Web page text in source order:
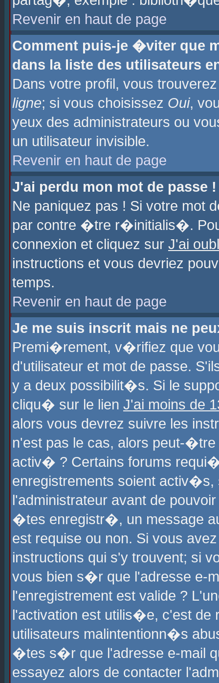
Revenir en haut de page
Comment puis-je �viter que
dans la liste des utilisateurs
Dans votre profil, vous
ligne; si vous choisissez Oui,
yeux des administrateurs ou
un utilisateur invisible.
Revenir en haut de page
J'ai perdu mon mot de passe !
Ne paniquez pas ! Si votre
par contre �tre r�initialis�.
connexion et cliquez sur J'ai
instructions et vous devriez
temps.
Revenir en haut de page
Je me suis inscrit mais ne
Premi�rement, v�rifiez que
d'utilisateur et mot de passe.
y a deux possibilit�s. Si le
cliqu� sur le lien J'ai moins de
alors vous devrez suivre les
n'est pas le cas, alors peut-
activ� ? Certains forums
enregistrements soient
l'administrateur avant de
�tes enregistr�, un message
est requise ou non. Si vous
instructions qui s'y trouvent; si
vous bien s�r que l'adresse e-
l'enregistrement est valide ?
l'activation est utilis�e, c'est
utilisateurs malintentionn�s
�tes s�r que l'adresse e-mail
essayez alors de contacter